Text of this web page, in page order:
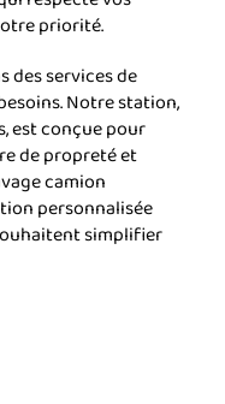
priorité.
des services de
Notre station,
est conçue pour
de propreté et
camion
personnalisée
simplifier